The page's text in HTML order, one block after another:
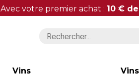
Avec votre premier achat : 10 €
Vins